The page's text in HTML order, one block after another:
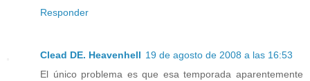
Responder
Clead DE. Heavenhell 19 de agosto de 2008 a las 16:53
El único problema es que esa temporada aparentemente